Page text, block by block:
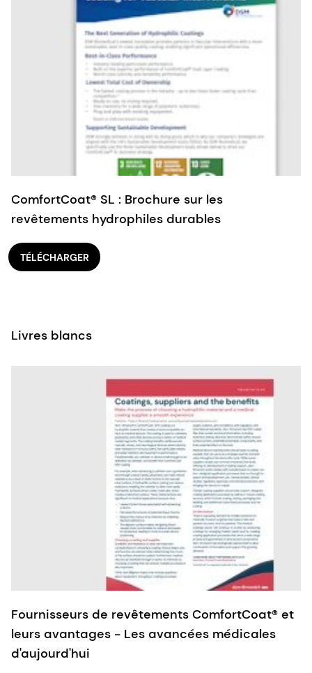
ComfortCoat® SL : Brochure sur les
revêtements hydrophiles durables
TÉLÉCHARGER
Livres blancs
Fournisseurs de revêtements ComfortCoat® et
leurs avantages - Les avancées médicales
d'aujourd'hui